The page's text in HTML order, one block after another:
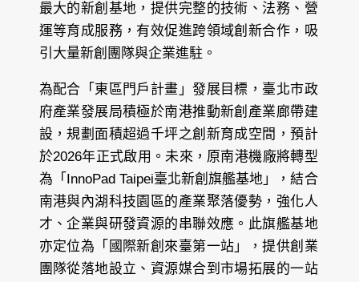
最大的新創基地，提供完整的技術、法務、營
運等育成服務，有效促進跨領域創新合作，吸
引大量新創團隊與企業進駐。
為配合「東區門戶計畫」發展目標，臺北市政
府產業發展局積極於南港推動新創產業廊帶建
設，規劃面積超過千坪之創新育成空間，預計
於2026年正式啟用。未來，原南港機廠將轉型
為「InnoPad Taipei臺北新創旗艦基地」，結合
南港與內湖科技園區的產業聚落優勢，強化人
才、企業與研發資源的串聯效應。此旗艦基地
亦定位為「國際新創來臺第一站」，提供創業
團隊從落地設立、資源媒合到市場拓展的一站